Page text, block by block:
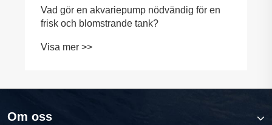
Vad gör en akvariepump nödvändig för en
frisk och blomstrande tank?
Visa mer >>
Om oss